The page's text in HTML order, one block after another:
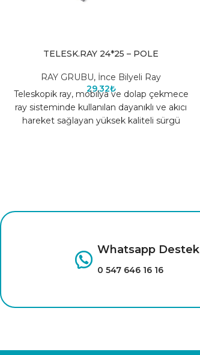
TELESK.RAY 24*25 – POLE
RAY GRUBU, İnce Bilyeli Ray
29,32₺
Teleskopik ray, mobilya ve dolap çekmece
ray sisteminde kullanılan dayanıklı ve akıcı
hareket sağlayan yüksek kaliteli sürgü
Whatsapp Destek
0 547 646 16 16